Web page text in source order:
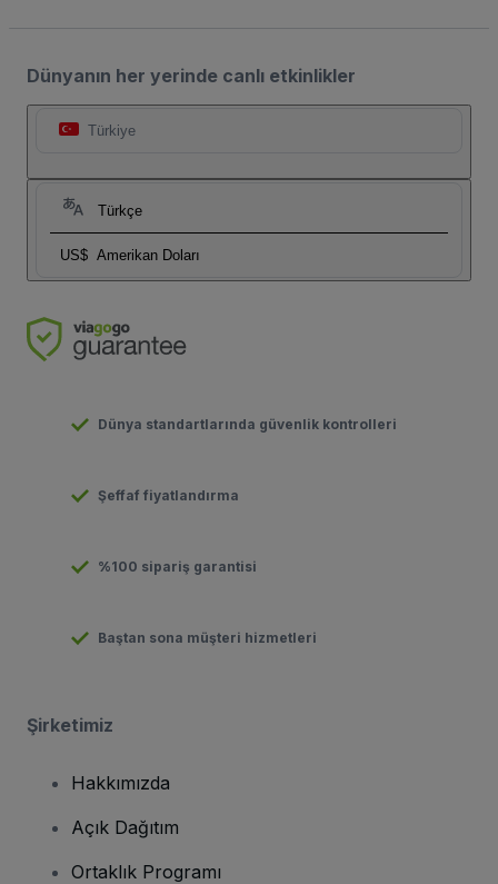
Dünyanın her yerinde canlı etkinlikler
Türkiye
Türkçe
US$ Amerikan Doları
Dünya standartlarında güvenlik kontrolleri
Şeffaf fiyatlandırma
%100 sipariş garantisi
Baştan sona müşteri hizmetleri
Şirketimiz
Hakkımızda
Açık Dağıtım
Ortaklık Programı